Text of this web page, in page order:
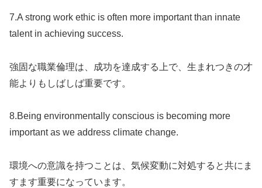
7.A strong work ethic is often more important than innate
talent in achieving success.
強固な職業倫理は、成功を達成する上で、生まれつきの才
能よりもしばしば重要です。
8.Being environmentally conscious is becoming more
important as we address climate change.
環境への意識を持つことは、気候変動に対処すると共にま
すます重要になっています。